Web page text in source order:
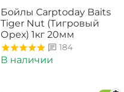
Бойлы Carptoday Baits
Tiger Nut (Тигровый
Орех) 1кг 20мм
184
В наличии